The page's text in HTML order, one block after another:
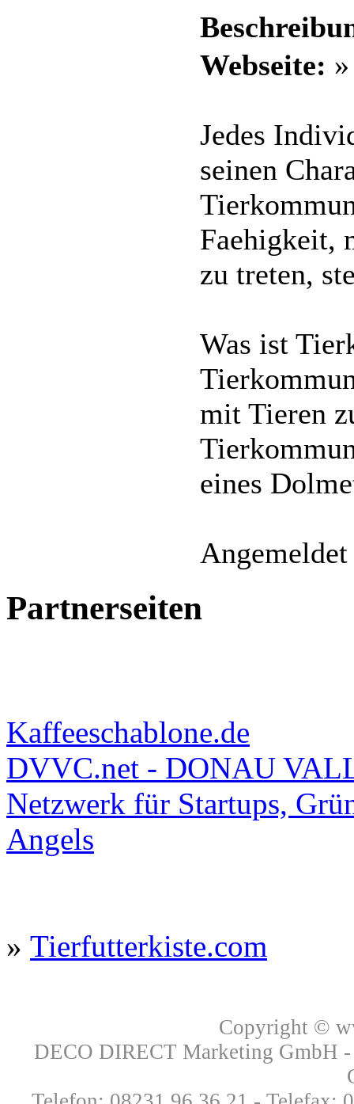
Webseite:
Jedes
seinen
Faehigkeit,
zu treten,
Was ist
mit Tieren
eines
Partnerseiten
Kaffeeschablone.de
DVVC.net - DONAU
Netzwerk für Startups,
Angels
» Tierfutterkiste.com
Copyright ©
DECO DIRECT Marketing GmbH